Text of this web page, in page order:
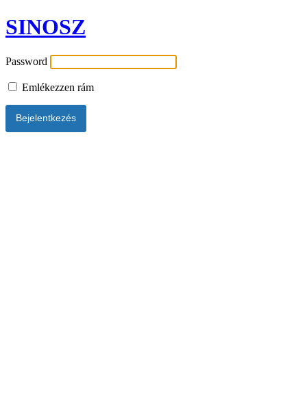
SINOSZ
Password
Emlékezzen rám